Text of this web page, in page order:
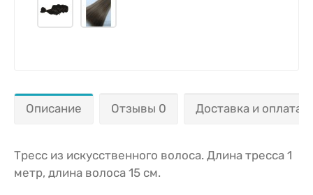
Описание Отзывы 0 Доставка и оплата
Тресс из искусственного волоса. Длина тресса 1
метр, длина волоса 15 см.